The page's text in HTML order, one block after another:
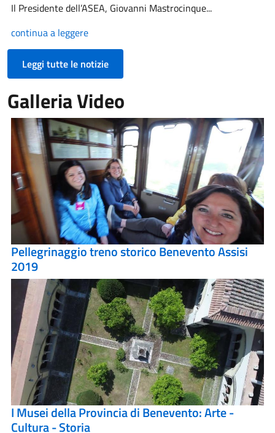
Il Presidente dell’ASEA, Giovanni Mastrocinque...
continua a leggere
Leggi tutte le notizie
Galleria Video
Pellegrinaggio treno storico Benevento Assisi
2019
I Musei della Provincia di Benevento: Arte -
Cultura - Storia